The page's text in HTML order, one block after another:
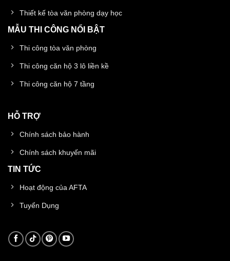
Thiết kế tòa văn phòng dạy học
MẪU THI CÔNG NỔI BẬT
Thi công tòa văn phòng
Thi công căn hộ 3 lô liền kề
Thi công căn hộ 7 tầng
HỖ TRỢ
Chính sách bảo hành
Chính sách khuyến mãi
TIN TỨC
Hoạt động của AFTA
Tuyển Dụng